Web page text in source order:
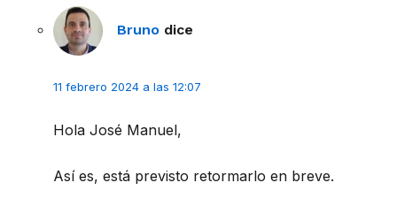
Bruno dice
11 febrero 2024 a las 12:07
Hola José Manuel,
Así es, está previsto retormarlo en breve.